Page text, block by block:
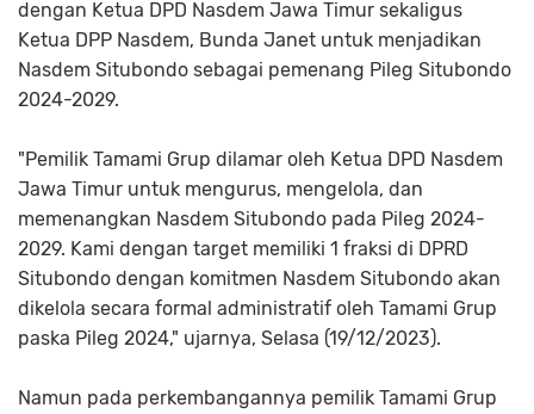
dengan Ketua DPD Nasdem Jawa Timur sekaligus
Ketua DPP Nasdem, Bunda Janet untuk menjadikan
Nasdem Situbondo sebagai pemenang Pileg Situbondo
2024-2029.
"Pemilik Tamami Grup dilamar oleh Ketua DPD Nasdem
Jawa Timur untuk mengurus, mengelola, dan
memenangkan Nasdem Situbondo pada Pileg 2024-
2029. Kami dengan target memiliki 1 fraksi di DPRD
Situbondo dengan komitmen Nasdem Situbondo akan
dikelola secara formal administratif oleh Tamami Grup
paska Pileg 2024," ujarnya, Selasa (19/12/2023).
Namun pada perkembangannya pemilik Tamami Grup